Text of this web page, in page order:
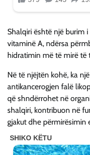
Shalqiri është një burim
vitaminë A, ndërsa
hidratimin më të mirë të
Në të njëjtën kohë, ka
antikancerogjen falë
që shndërrohet në
shalqiri, kontribuon në
gjakut dhe përmirësimin